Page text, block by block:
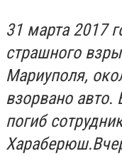
31 марта 2017
страшного
Мариуполя,
взорвано авто.
погиб
Хараберюш.